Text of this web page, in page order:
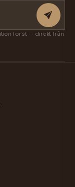
först — direkt från